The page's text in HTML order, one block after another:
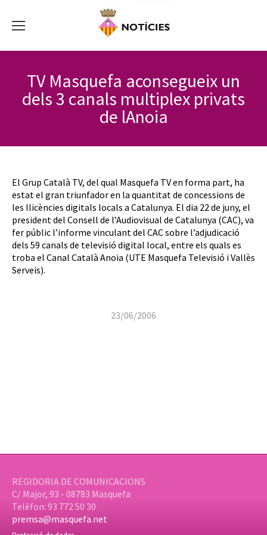
TV Masquefa aconsegueix un
dels 3 canals multiplex privats
de lAnoia
El Grup Català TV, del qual Masquefa TV en forma part, ha
estat el gran triunfador en la quantitat de concessions de
les llicències digitals locals a Catalunya. El dia 22 de juny, el
president del Consell de l’Audiovisual de Catalunya (CAC), va
fer públic l’informe vinculant del CAC sobre l’adjudicació
dels 59 canals de televisió digital local, entre els quals es
troba el Canal Català Anoia (UTE Masquefa Televisió i Vallès
Serveis).
23/06/2006
REGIDORIA DE COMUNICACIONS
C/ Major, 93 - 08783 Masquefa
Telèfon: 93 772 50 30
premsa@masquefa.net